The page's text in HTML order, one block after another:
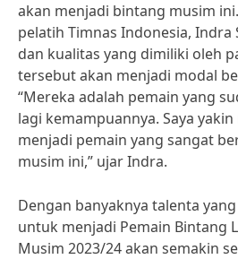
akan menjadi bintang musim
pelatih Timnas Indonesia, Indra
dan kualitas yang dimiliki oleh
tersebut akan menjadi modal
“Mereka adalah pemain yang
lagi kemampuannya. Saya
menjadi pemain yang sangat
musim ini,” ujar Indra.
Dengan banyaknya talenta
untuk menjadi Pemain Bintang
Musim 2023/24 akan semakin